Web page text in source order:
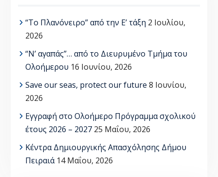
“Το Πλανόνειρο” από την Ε’ τάξη 2 Ιουλίου,
2026
“Ν’ αγαπάς”… από το Διευρυμένο Τμήμα του
Ολοήμερου 16 Ιουνίου, 2026
Save our seas, protect our future 8 Ιουνίου,
2026
Εγγραφή στο Ολοήμερο Πρόγραμμα σχολικού
έτους 2026 – 2027 25 Μαΐου, 2026
Κέντρα Δημιουργικής Απασχόλησης Δήμου
Πειραιά 14 Μαΐου, 2026